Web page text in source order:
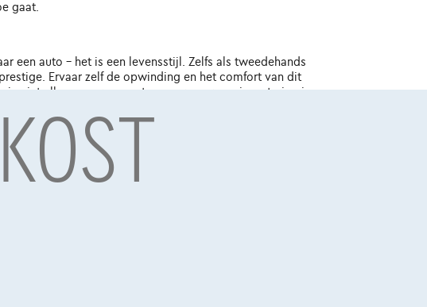
gaat.
een auto - het is een levensstijl. Zelfs als tweedehands
Ervaar zelf de opwinding en het comfort van dit
je niet alleen voor een auto, maar voor een investering in
1000 Brussel, BTW BE 0445.781.316, RPM Brussel. Adverteerder:
0019 6639 0767, RPM Brussel.